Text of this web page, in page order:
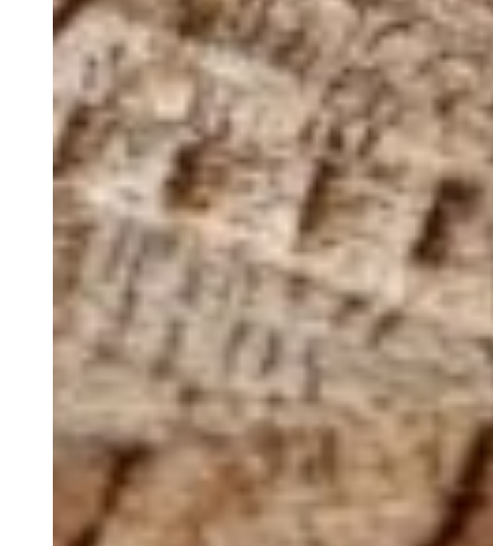
Atividades Outdoors
Rentals
Cultura
S.E.R
O Algarve
Trabalhe Connosco
Contacto